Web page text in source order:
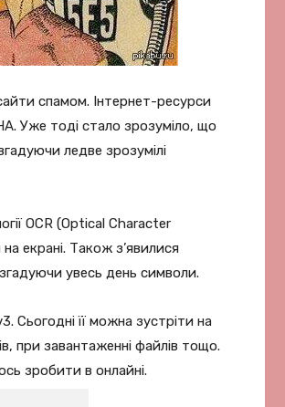
спамом. Інтернет-ресурси
Уже тоді стало зрозуміло, що
ледве зрозумілі
OCR (Optical Character
екрані. Також з’явилися
увесь день символи.
Сьогодні її можна зустріти на
при завантаженні файлів тощо.
зробити в онлайні.